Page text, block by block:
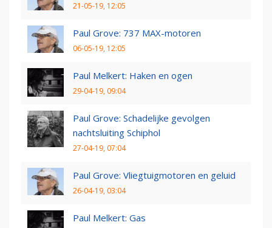
21-05-19, 12:05
Paul Grove: 737 MAX-motoren
06-05-19, 12:05
Paul Melkert: Haken en ogen
29-04-19, 09:04
Paul Grove: Schadelijke gevolgen
nachtsluiting Schiphol
27-04-19, 07:04
Paul Grove: Vliegtuigmotoren en geluid
26-04-19, 03:04
Paul Melkert: Gas